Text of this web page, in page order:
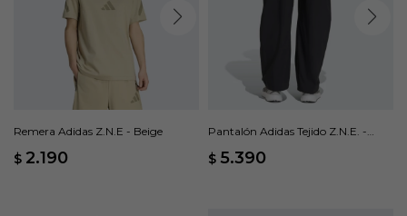
Remera Adidas Z.N.E - Beige
$ 2.190
Pantalón Adidas Tejido Z.N.E. -
$ 5.390